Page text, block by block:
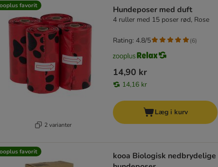
favorit
2 varianter
Hundeposer med duft
4 ruller med 15 poser rød, Rose
14,90 kr
14,16 kr
Rating: 4.8/5 (6)
Læg i kurv
favorit
kooa Biologisk nedbrydelige